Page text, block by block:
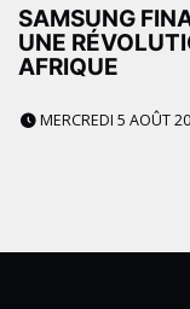
SAMSUNG
UNE
AFRIQUE
MERCREDI 5 AOÛT